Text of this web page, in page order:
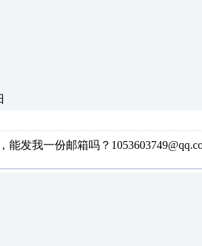
能发我一份邮箱吗？